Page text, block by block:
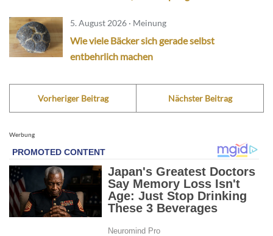
5. August 2026 · Meinung
Wie viele Bäcker sich gerade selbst
entbehrlich machen
Vorheriger Beitrag Nächster Beitrag
Werbung